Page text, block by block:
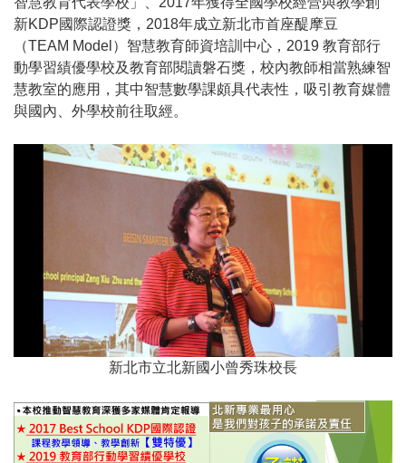
新KDP國際認證獎，2018年成立新北市首座醍摩豆
（TEAM Model）智慧教育師資培訓中心，2019 教育部行
動學習績優學校及教育部閱讀磐石獎，校內教師相當熟練智
慧教室的應用，其中智慧數學課頗具代表性，吸引教育媒體
與國內、外學校前往取經。
新北市立北新國小曾秀珠校長